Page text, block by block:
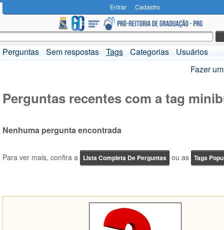
Entrar Cadastro
Perguntas Sem respostas Tags Categorias
Usuários
Fazer
Perguntas recentes com a tag
Nenhuma pergunta encontrada
Para ver mais, confira a Lista Completa De Perguntas ou as Tags